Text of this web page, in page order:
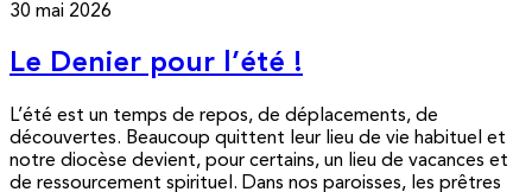
30 mai 2026
Le Denier pour l’été !
L’été est un temps de repos, de déplacements, de
découvertes. Beaucoup quittent leur lieu de vie habituel et
notre diocèse devient, pour certains, un lieu de vacances et
de ressourcement spirituel. Dans nos paroisses, les prêtres